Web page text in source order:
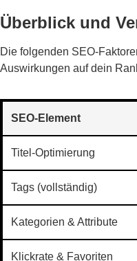
Überblick und
Die folgenden SEO-
Auswirkungen auf dein
SEO-Element
Titel-Optimierung
Tags (vollständig)
Kategorien & Attribute
Klickrate & Favoriten